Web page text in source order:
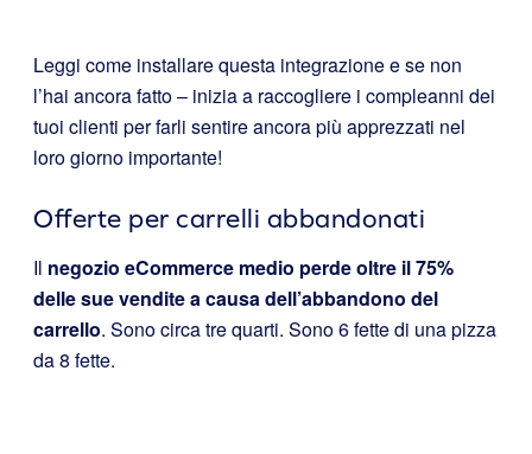
Leggi come installare questa integrazione e se non
l’hai ancora fatto – inizia a raccogliere i compleanni dei
tuoi clienti per farli sentire ancora più apprezzati nel
loro giorno importante!
Offerte per carrelli abbandonati
Il negozio eCommerce medio perde oltre il 75%
delle sue vendite a causa dell’abbandono del
carrello. Sono circa tre quarti. Sono 6 fette di una pizza
da 8 fette.